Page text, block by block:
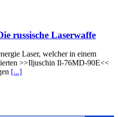
russische Laserwaffe
Laser, welcher in einem
>>Iljuschin Il-76MD-90E<<
[...]